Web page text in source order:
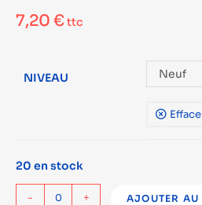
7,20 €ttc
NIVEAU Neuf
20 en stock
- + AJOUTER AU